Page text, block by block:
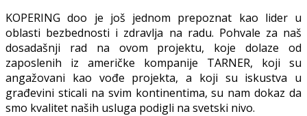
KOPERING doo je još jednom prepoznat kao lider u
oblasti bezbednosti i zdravlja na radu. Pohvale za naš
dosadašnji rad na ovom projektu, koje dolaze od
zaposlenih iz američke kompanije TARNER, koji su
angažovani kao vođe projekta, a koji su iskustva u
građevini sticali na svim kontinentima, su nam dokaz da
smo kvalitet naših usluga podigli na svetski nivo.